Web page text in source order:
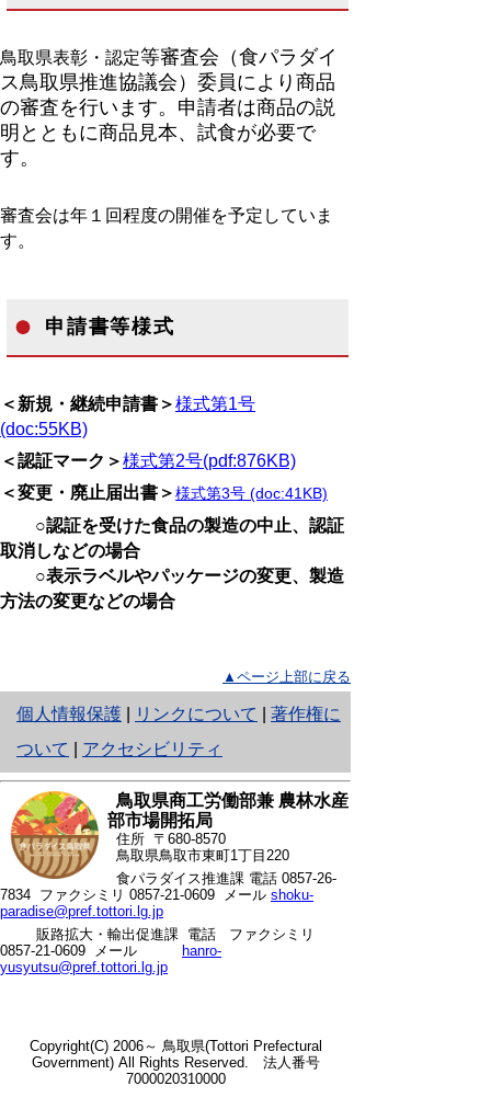
鳥取県表彰・認定等審査会（食パラダイ
ス鳥取県推進協議会） 委員により商品
の審査を行います。申請者は商品の説
明とともに商品見本、試食が必要で
す。
審査会は年１回程度の開催を予定していま
す。
申請書等様式
＜新規・継続申請書＞様式第1号
(doc:55KB)
＜認証マーク＞様式第2号(pdf:876KB)
＜変更・廃止届出書＞様式第3号 (doc:41KB)
○認証を受けた食品の製造の中止、認証
取消しなどの場合
○表示ラベルやパッケージの変更、製造
方法の変更などの場合
▲ページ上部に戻る
個人情報保護
と
り
ネ
ッ
ト
へ
の
リンクについて
著作権に
ついて
アクセシビリティ
鳥取県商工労働部兼 農林水産
部市場開拓局
住所 〒680-8570
鳥取県鳥取市東町1丁目220
食パラダイス推進課 電話 0857-26-
7834 ファクシミリ 0857-21-0609 メール shoku-
paradise@pref.tottori.lg.jp
販路拡大・輸出促進課 電話
ファクシミリ
0857-21-0609 メール
hanro-
yusyutsu@pref.tottori.lg.jp
Copyright(C) 2006～ 鳥取県(Tottori Prefectural
Government) All Rights Reserved. 法人番号
7000020310000